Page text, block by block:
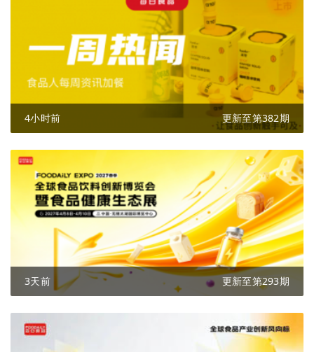
4小时前 更新至第382期
3天前 更新至第293期